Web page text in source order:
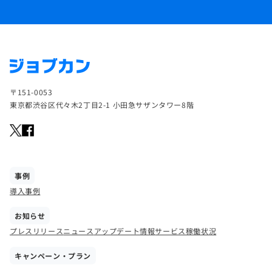
〒151-0053
東京都渋谷区代々木2丁目2-1 小田急サザンタワー8階
事例
導入事例
お知らせ
プレスリリースニュース アップデート情報サービス稼働状況
キャンペーン・プラン